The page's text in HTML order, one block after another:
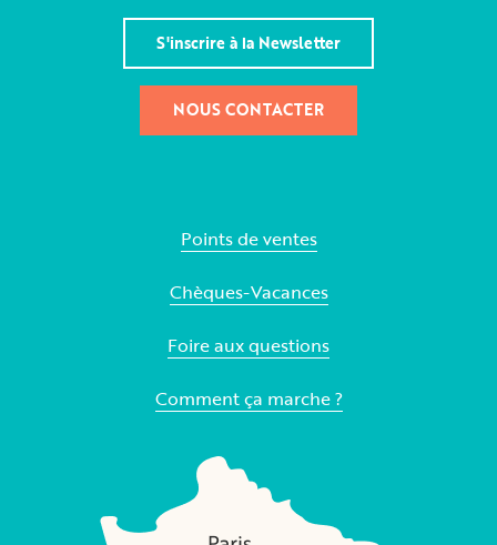
S'inscrire à la Newsletter
NOUS CONTACTER
Points de ventes
Chèques-Vacances
Foire aux questions
Comment ça marche ?